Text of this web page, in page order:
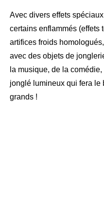
Avec divers effets
certains enflammés (effets
artifices froids
avec des objets de
la musique, de la
jonglé lumineux qui fera le
grands !